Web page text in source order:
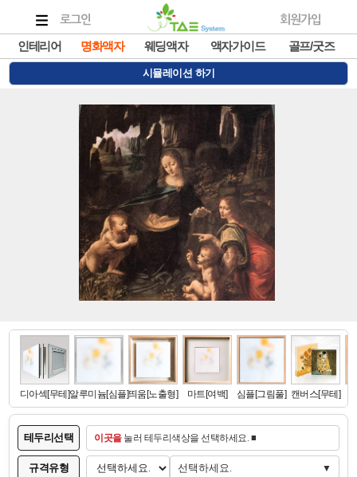
로그인 회원가입
인테리어 명화액자 웨딩액자 액자가이드 골프/굿즈
시뮬레이션 하기
테두리선택 이곳을눌러 테두리색상을 선택하세요. ■
규격유형 선택하세요. ▼